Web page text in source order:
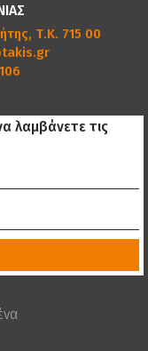
Τ.Κ. 715 00
λαμβάνετε τις